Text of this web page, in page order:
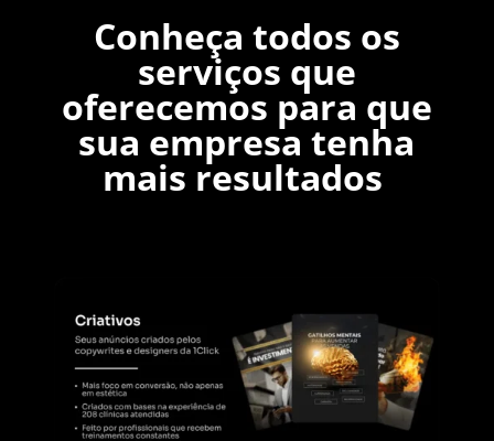
Conheça todos os
serviços que
oferecemos para que
sua empresa tenha
mais resultados